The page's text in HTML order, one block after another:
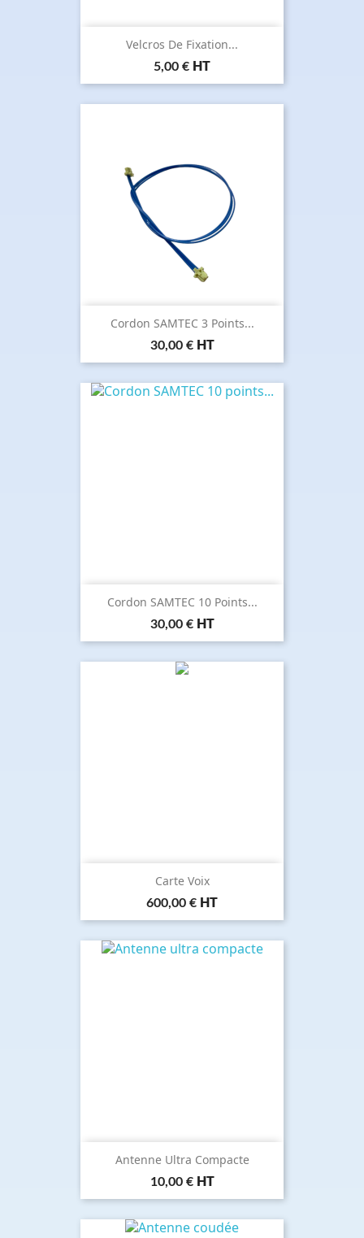
Velcros De Fixation...
Prix
5,00 € HT
Cordon SAMTEC 3 Points...
Prix
30,00 € HT
Cordon SAMTEC 10 Points...
Prix
30,00 € HT
Carte Voix
Prix
600,00 € HT
Antenne Ultra Compacte
Prix
10,00 € HT